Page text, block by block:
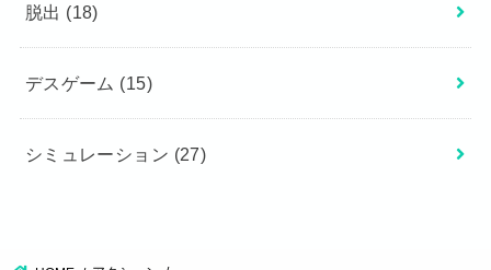
脱出 (18)
デスゲーム (15)
シミュレーション (27)